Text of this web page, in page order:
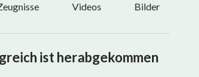
Videos Bilder
ist herabgekommen